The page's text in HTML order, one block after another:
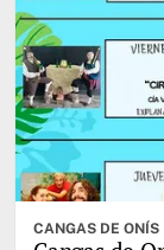
CANGAS DE ONÍS